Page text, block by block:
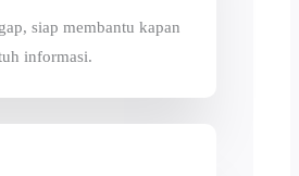
siap membantu kapan
informasi.